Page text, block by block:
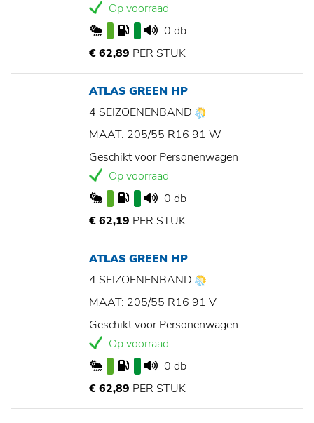
Op voorraad
0 db
€ 62,89 PER STUK
ATLAS GREEN HP
4 SEIZOENENBAND
MAAT: 205/55 R16 91 W
Geschikt voor Personenwagen
Op voorraad
0 db
€ 62,19 PER STUK
ATLAS GREEN HP
4 SEIZOENENBAND
MAAT: 205/55 R16 91 V
Geschikt voor Personenwagen
Op voorraad
0 db
€ 62,89 PER STUK